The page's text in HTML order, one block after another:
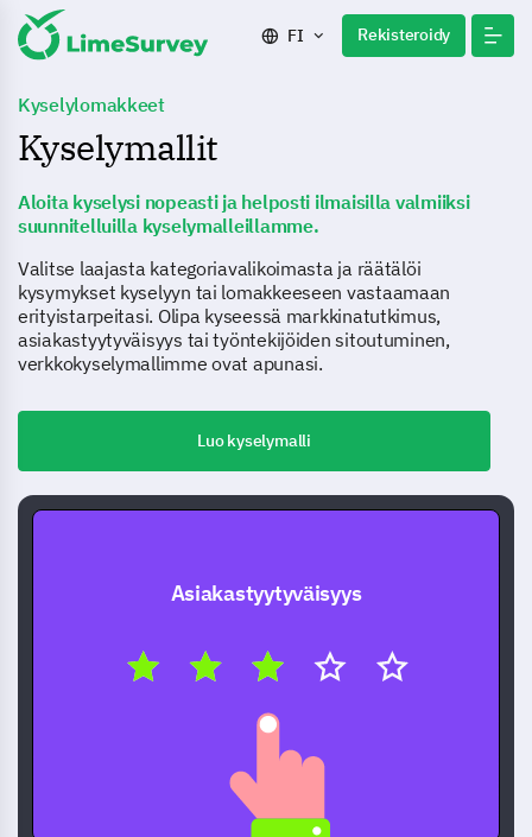
FI Rekisteroidy
Kyselylomakkeet
Kyselymallit
Aloita kyselysi nopeasti ja helposti ilmaisilla valmiiksi
suunnitelluilla kyselymalleillamme.
Valitse laajasta kategoriavalikoimasta ja räätälöi
kysymykset kyselyyn tai lomakkeeseen vastaamaan
erityistarpeitasi. Olipa kyseessä markkinatutkimus,
asiakastyytyväisyys tai työntekijöiden sitoutuminen,
verkkokyselymallimme ovat apunasi.
Luo kyselymalli
Asiakastyytyväisyys